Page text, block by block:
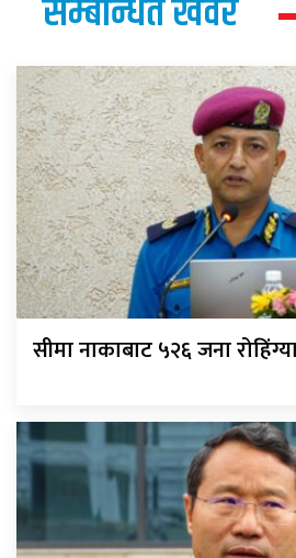
सम्बन्धित खवर
सीमा नाकाबाट ५२६ जना